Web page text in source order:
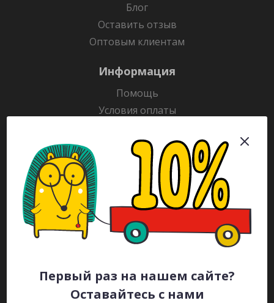
Первый раз на нашем сайте?
Оставайтесь с нами
Блог
Оставить отзыв
Оптовым клиентам
Информация
Помощь
Условия оплаты
Гарантия на товар
Раскраски
Рекламодателям
Каталог
Будьте всегда в курсе!